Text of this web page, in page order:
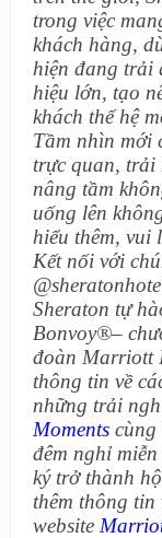
trong việc
khách hàng,
hiện đang trải
hiệu lớn, tạo
khách thế hệ
Tầm nhìn mới
trực quan, trải
nâng tầm
uống lên
hiểu thêm, vui
Kết nối với
Sheraton tự
Bonvoy®–
đoàn Marriott
thông tin về
những trải
Momentscùng
đêm nghỉ
ký trở thành
thêm thông
website